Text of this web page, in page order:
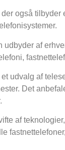
også
udbyder af
udvalg af
Det
af